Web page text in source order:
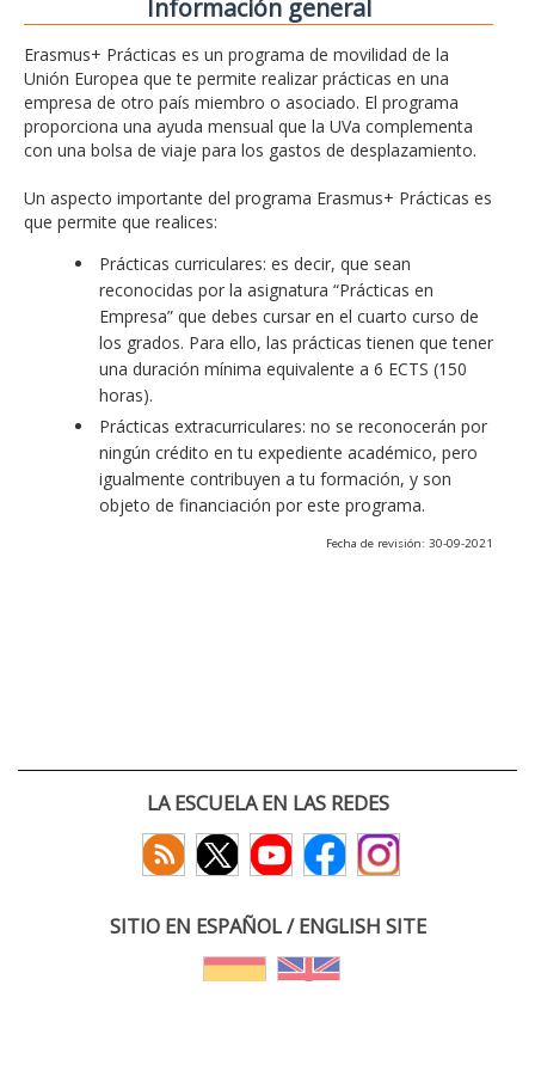
Información general
Erasmus+ Prácticas es un programa de movilidad de la
Unión Europea que te permite realizar prácticas en una
empresa de otro país miembro o asociado. El programa
proporciona una ayuda mensual que la UVa complementa
con una bolsa de viaje para los gastos de desplazamiento.
Un aspecto importante del programa Erasmus+ Prácticas es
que permite que realices:
Prácticas curriculares: es decir, que sean
reconocidas por la asignatura “Prácticas en
Empresa” que debes cursar en el cuarto curso de
los grados. Para ello, las prácticas tienen que tener
una duración mínima equivalente a 6 ECTS (150
horas).
Prácticas extracurriculares: no se reconocerán por
ningún crédito en tu expediente académico, pero
igualmente contribuyen a tu formación, y son
objeto de financiación por este programa.
Fecha de revisión: 30-09-2021
LA ESCUELA EN LAS REDES
SITIO EN ESPAÑOL / ENGLISH SITE